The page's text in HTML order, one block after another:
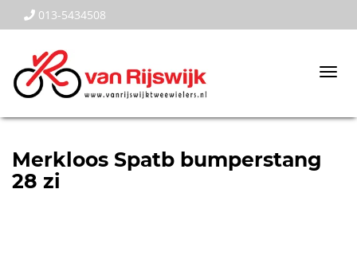
013-5434508
Merkloos Spatb bumperstang
28 zi